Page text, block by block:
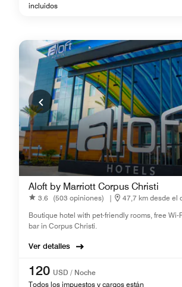
incluidos
Aloft by Marriott Corpus Christi
3.6 (503 opiniones) |
47,7 km desde el
Boutique hotel with pet-friendly rooms, free Wi-
bar in Corpus Christi.
Ver detalles
120 USD / Noche
Todos los impuestos y cargos están